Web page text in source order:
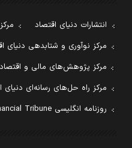
انتشارات دنیای اقتصاد
مرکز نوآوری و شتابدهی دنیای
مرکز پژوهش‌های مالی و
مرکز راه حل‌های رسانه‌ای دنیای
روزنامه انگلیسی Financial Tribune